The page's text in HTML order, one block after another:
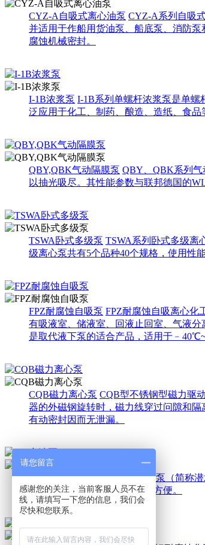
CYZ-A自吸式离心油泵 CYZ-A系列自吸
并适用于作船用货油泵、船底泵、消防
腐蚀机械密封。
I-1B浓浆泵 I-1B系列单螺杆浓浆泵是单螺
泛应用于化工、制药、酿造、造纸、食
QBY,QBK气动隔膜泵 QBY、QBK系列气
以抽光吸尽。其性能参数与联邦德国的
TSWA卧式多级泵 TSWA系列卧式多级离
级离心泵共有5个品种40个规格，使用性
FPZ耐腐蚀自吸泵 FPZ耐腐蚀自吸离心化
有吸液室、储液室、回液止回室、气液
是取代液下泵的适合产品，适用于
CQB磁力离心泵 CQB型不锈钢型磁力驱
器的外磁钢旋转时，磁力线穿过问隙和
有动密封因而无泄漏。
QY充油泵 QY型充油式潜水电泵（简称
灌引水，使用维护和管理极为方便。
请您留言
感谢您的关注，当前客服人员不在
线，请填写一下您的信息，我们会
尽快和您联系。